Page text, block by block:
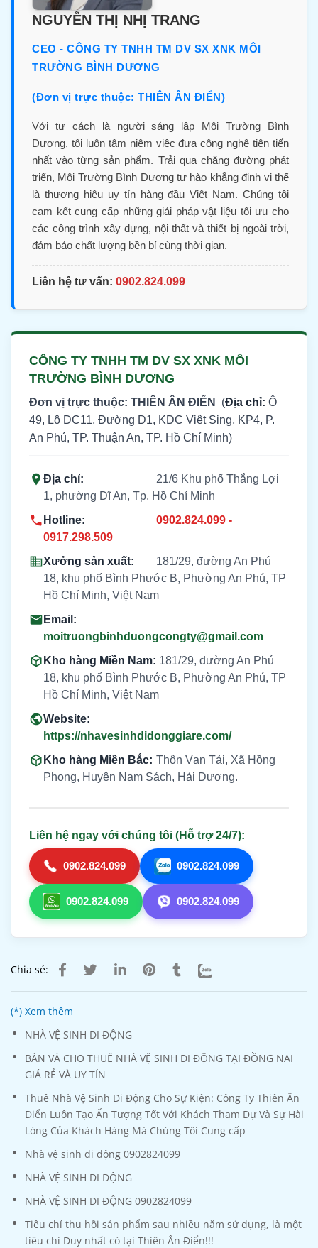
NGUYỄN THỊ NHỊ TRANG
CEO - CÔNG TY TNHH TM DV SX XNK MÔI
TRƯỜNG BÌNH DƯƠNG
(Đơn vị trực thuộc: THIÊN ÂN ĐIỂN)
Với tư cách là người sáng lập Môi Trường Bình
Dương, tôi luôn tâm niệm việc đưa công nghệ tiên tiến
nhất vào từng sản phẩm. Trải qua chặng đường phát
triển, Môi Trường Bình Dương tự hào khẳng định vị thế
là thương hiệu uy tín hàng đầu Việt Nam. Chúng tôi
cam kết cung cấp những giải pháp vật liệu tối ưu cho
các công trình xây dựng, nội thất và thiết bị ngoài trời,
đảm bảo chất lượng bền bỉ cùng thời gian.
Liên hệ tư vấn: 0902.824.099
CÔNG TY TNHH TM DV SX XNK MÔI
TRƯỜNG BÌNH DƯƠNG
Đơn vị trực thuộc: THIÊN ÂN ĐIỂN (Địa chỉ: Ô
49, Lô DC11, Đường D1, KDC Việt Sing, KP4, P.
An Phú, TP. Thuận An, TP. Hồ Chí Minh)
Địa chỉ:
21/6 Khu phố Thắng Lợi
1, phường Dĩ An, Tp. Hồ Chí Minh
Hotline:
0902.824.099 -
0917.298.509
Xưởng sản xuất:
181/29, đường An Phú
18, khu phố Bình Phước B, Phường An Phú, TP
Hồ Chí Minh, Việt Nam
Email:
moitruongbinhduongcongty@gmail.com
Kho hàng Miền Nam: 181/29, đường An Phú
18, khu phố Bình Phước B, Phường An Phú, TP
Hồ Chí Minh, Việt Nam
Website:
https://nhavesinhdidonggiare.com/
Kho hàng Miền Bắc: Thôn Vạn Tải, Xã Hồng
Phong, Huyện Nam Sách, Hải Dương.
Liên hệ ngay với chúng tôi (Hỗ trợ 24/7):
0902.824.099 0902.824.099
0902.824.099 0902.824.099
Chia sẻ:
(*) Xem thêm
NHÀ VỆ SINH DI ĐỘNG
BÁN VÀ CHO THUÊ NHÀ VỆ SINH DI ĐỘNG TẠI ĐỒNG NAI
GIÁ RẺ VÀ UY TÍN
Thuê Nhà Vệ Sinh Di Động Cho Sự Kiện: Công Ty Thiên Ân
Điển Luôn Tạo Ấn Tượng Tốt Với Khách Tham Dự Và Sự Hài
Lòng Của Khách Hàng Mà Chúng Tôi Cung cấp
Nhà vệ sinh di động 0902824099
NHÀ VỆ SINH DI ĐỘNG
NHÀ VỆ SINH DI ĐỘNG 0902824099
Tiêu chí thu hồi sản phẩm sau nhiều năm sử dụng, là một
tiêu chí Duy nhất có tại Thiên Ân Điển!!!